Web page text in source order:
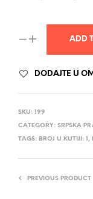
ADD
DODAJTE U
SKU: 199
CATEGORY: SRPSKA
TAGS: BROJ U KUTIJI: 1,
PREVIOUS PRODUCT